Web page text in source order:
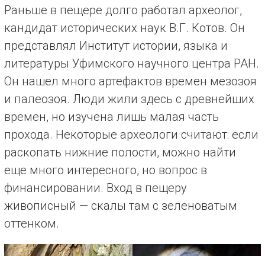
Раньше в пещере долго работал археолог,
кандидат исторических наук В.Г. Котов. Он
представлял Институт истории, языка и
литературы Уфимского научного центра РАН.
Он нашел много артефактов времен мезозоя
и палеозоя. Люди жили здесь с древнейших
времен, но изучена лишь малая часть
прохода. Некоторые археологи считают: если
раскопать нижние полости, можно найти
еще много интересного, но вопрос в
финансировании. Вход в пещеру
живописный — скалы там с зеленоватым
оттенком.